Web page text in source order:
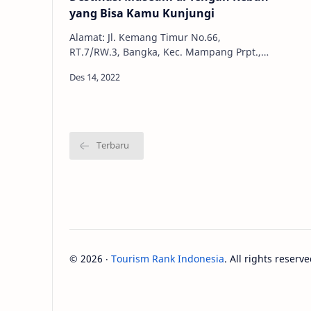
yang Bisa Kamu Kunjungi
Alamat: Jl. Kemang Timur No.66,
RT.7/RW.3, Bangka, Kec. Mampang Prpt.,
Ibukota Jakarta 12730 No. Telepon: 0813-
© 2026 ‧ Tourism Rank Indonesia. All rights